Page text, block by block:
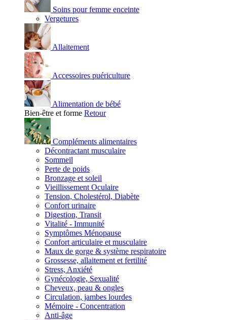
Soins pour femme enceinte
Vergetures
Allaitement
Accessoires puériculture
Alimentation de bébé
Bien-être et forme Retour
Compléments alimentaires
Décontractant musculaire
Sommeil
Perte de poids
Bronzage et soleil
Vieillissement Oculaire
Tension, Cholestérol, Diabète
Confort urinaire
Digestion, Transit
Vitalité - Immunité
Symptômes Ménopause
Confort articulaire et musculaire
Maux de gorge & système respiratoire
Grossesse, allaitement et fertilité
Stress, Anxiété
Gynécologie, Sexualité
Cheveux, peau & ongles
Circulation, jambes lourdes
Mémoire - Concentration
Anti-âge